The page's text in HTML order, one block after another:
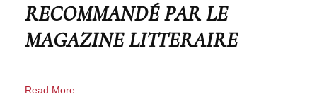
RECOMMANDÉ PAR LE
MAGAZINE LITTERAIRE
Read More